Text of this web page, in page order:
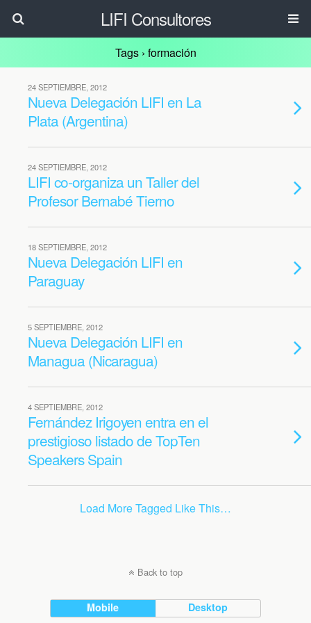
LIFI Consultores
Tags › formación
24 SEPTIEMBRE, 2012
Nueva Delegación LIFI en La
Plata (Argentina)
24 SEPTIEMBRE, 2012
LIFI co-organiza un Taller del
Profesor Bernabé Tierno
18 SEPTIEMBRE, 2012
Nueva Delegación LIFI en
Paraguay
5 SEPTIEMBRE, 2012
Nueva Delegación LIFI en
Managua (Nicaragua)
4 SEPTIEMBRE, 2012
Fernández Irigoyen entra en el
prestigioso listado de TopTen
Speakers Spain
Load More Tagged Like This…
Back to top
Mobile Desktop